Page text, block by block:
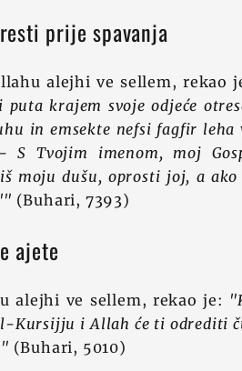
prije spavanja
alejhi ve sellem, rekao
krajem svoje odjeće
in emsekte nefsi fagfir
S Tvojim imenom, moj
moju dušu, oprosti joj, a
(Buhari, 7393)
ajete
alejhi ve sellem, rekao je:
Kursijju i Allah će ti odrediti
(Buhari, 5010)